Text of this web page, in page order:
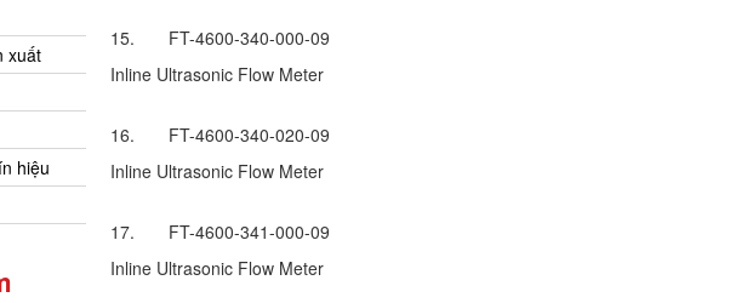
xuất
hiệu
15. FT-4600-340-000-09
Inline Ultrasonic Flow Meter
16. FT-4600-340-020-09
Inline Ultrasonic Flow Meter
17. FT-4600-341-000-09
Inline Ultrasonic Flow Meter